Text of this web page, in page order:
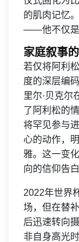
的肌肉记忆
——他不仅是
家庭叙事
若仅将阿利
度的深层编
里尔·贝克尔
了阿利松的
将罕见参与
心的动作，
雅。这一变
向的信仰告
2022年世界
场，但在替
后迅速转向
非自身高光